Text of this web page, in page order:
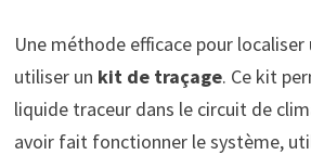
Une méthode efficace pour
utiliser un kit de traçage. Ce kit
liquide traceur dans le circuit de
avoir fait fonctionner le système,